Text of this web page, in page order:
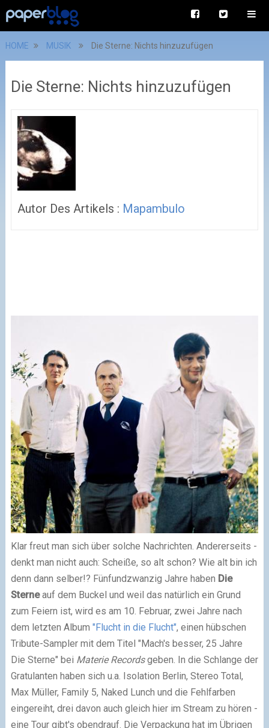
HOME MUSIK Die Sterne: Nichts hinzuzufügen
Die Sterne: Nichts hinzuzufügen
Autor Des Artikels : Mapambulo
Klar freut man sich über solche Nachrichten. Andererseits -
denkt man nicht auch: Scheiße, so alt schon? Wie alt bin ich
denn dann selber!? Fünfundzwanzig Jahre haben Die
Sterneauf dem Buckel und weil das natürlich ein Grund
zum Feiern ist, wird es am 10. Februar, zwei Jahre nach
dem letzten Album "Flucht in die Flucht", einen hübschen
Tribute-Sampler mit dem Titel "Mach's besser, 25 Jahre
Die Sterne" bei Materie Recordsgeben. In die Schlange der
Gratulanten haben sich u.a. Isolation Berlin, Stereo Total,
Max Müller, Family 5, Naked Lunch und die Fehlfarben
eingereiht, drei davon auch gleich hier im Stream zu hören -
eine Tour gibt's obendrauf. Die Verpackung hat im Übrigen